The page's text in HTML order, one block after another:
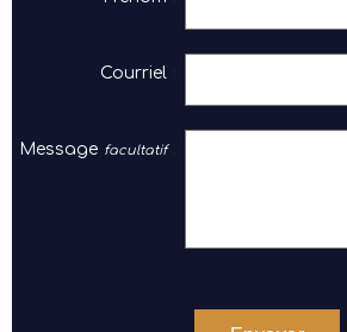
Courriel
Message